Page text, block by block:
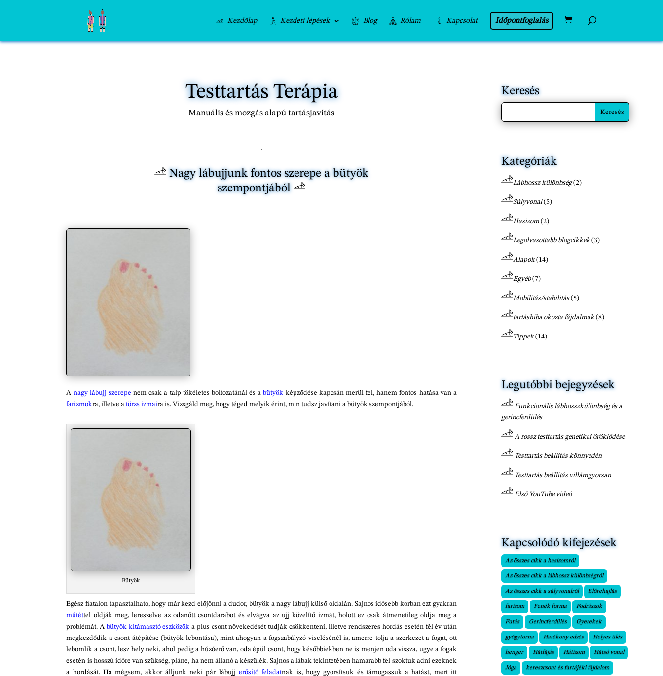
Kezdőlap Kezdeti lépések Blog Rólam Kapcsolat Időpontfoglalás
Testtartás Terápia
Manuális és mozgás alapú tartásjavítás
Nagy lábujjunk fontos szerepe a bütyök
szempontjából
A nagy lábujj szerepe nem csak a talp tökéletes boltozatánál és abütyök képződése kapcsán merül fel, hanem fontos hatása van a
farizmokra, illetve atörzs izmaira is. Vizsgáld meg, hogy téged melyik érint, min tudsz javítani a bütyök szempontjából.
Bütyök
Egész fiatalon tapasztalható, hogy már kezd előjönni a dudor, bütyök a nagy lábujj külső oldalán. Sajnos idősebb korban ezt gyakran
műtéttel oldják meg, lereszelve az odanőtt csontdarabot és elvágva az ujj közelítő izmát, holott ez csak átmenetileg oldja meg a
problémát. A bütyök kitámasztó eszközök a plus csont növekedését tudják csökkenteni, illetve rendszeres hordás esetén fél év után
megkezdődik a csont átépítése (bütyök lebontása), mint ahogyan a fogszabályzó viselésénél is, amerre tolja a szerkezet a fogat, ott
lebomlik a csont, lesz hely neki, ahol pedig a húzóerő van, oda épül csont, hogy későbbiekben ne is menjen oda vissza, ugye a fogak
esetén is hosszú időre van szükség, pláne, ha nem állanó a készülék. Sajnos a lábak tekintetében hamarabb fel szoktuk adni ezeknek
a hordását. Ha mégsem, akkor álljunk neki pár lábujjerősítő feladatnak is, hogy gyorsítsuk és támogassuk a hatást, mert itt
Keresés
Kategóriák
Lábhossz különbség(2)
Súlyvonal(5)
Hasizom (2)
Legolvasottabb blogcikkek(3)
Alapok(14)
Egyéb(7)
Mobilitás/stabilitás(5)
tartáshiba okozta fájdalmak(8)
Tippek(14)
Legutóbbi bejegyzések
Funkcionális lábhosszkülönbség és a
gerincferdülés
A rossz testtartás genetikai öröklődése
Testtartás beállítás könnyedén
Testtartás beállítás villámgyorsan
Első YouTube videó
Kapcsolódó kifejezések
Az összes cikk a hasizomról
Az összes cikk a lábhossz különbségről
Az összes cikk a súlyvonalról Előrehajlás
farizom Fenék forma Fodrászok
Futás Gerincferdülés Gyerekek
gyógytorna Hatékony edzés Helyes ülés
henger Hátfájás Hátizom Hátsó vonal
Jóga kereszcsont és fartájéki fájdalom